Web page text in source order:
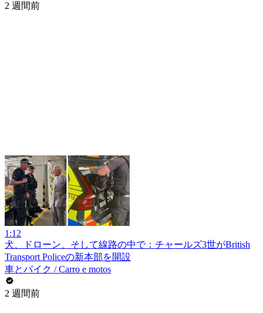
2 週間前
1:12
犬、ドローン、そして線路の中で：チャールズ3世がBritish
Transport Policeの新本部を開設
車とバイク / Carro e motos
2 週間前